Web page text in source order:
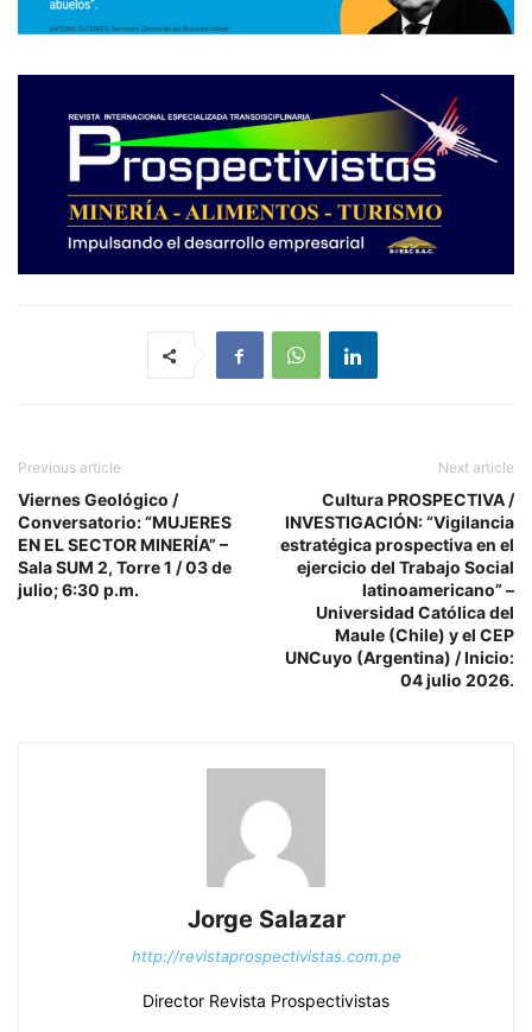
Previous article
Viernes Geológico /
Conversatorio: “MUJERES
EN EL SECTOR MINERÍA” –
Sala SUM 2, Torre 1 / 03 de
julio; 6:30 p.m.
Next article
Cultura PROSPECTIVA /
INVESTIGACIÓN: “Vigilancia
estratégica prospectiva en el
ejercicio del Trabajo Social
latinoamericano” –
Universidad Católica del
Maule (Chile) y el CEP
UNCuyo (Argentina) / Inicio:
04 julio 2026.
Jorge Salazar
http://revistaprospectivistas.com.pe
Director Revista Prospectivistas